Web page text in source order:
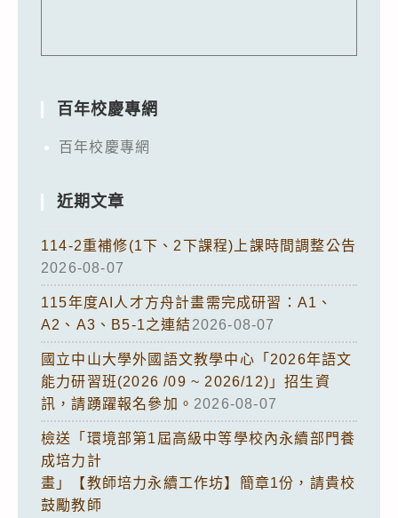
百年校慶專網
百年校慶專網
近期文章
114-2重補修(1下、2下課程)上課時間調整公告
2026-08-07
115年度AI人才方舟計畫需完成研習：A1、
A2、A3、B5-1之連結2026-08-07
國立中山大學外國語文教學中心「2026年語文
能力研習班(2026 /09 ~ 2026/12)」招生資
訊，請踴躍報名參加。 2026-08-07
檢送「環境部第1屆高級中等學校內永續部門養
成培力計
畫」【教師培力永續工作坊】簡章1份，請貴校
鼓勵教師